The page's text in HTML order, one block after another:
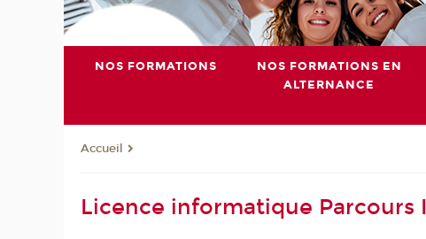
NOS FORMATIONS
NOS FORMATIONS EN
ALTERNANCE
Accueil
Licence informatique